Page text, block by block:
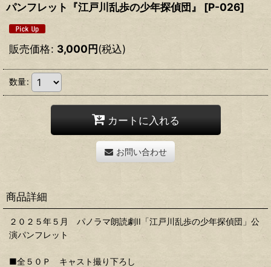
パンフレット『江戸川乱歩の少年探偵団』 [P-026]
販売価格: 3,000円(税込)
数量:
カートに入れる
お問い合わせ
商品詳細
２０２５年５月 パノラマ朗読劇II「江戸川乱歩の少年探偵団」公
演パンフレット
■全５０Ｐ キャスト撮り下ろし